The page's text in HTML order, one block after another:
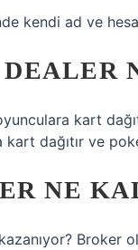
kendi ad ve
oyunculara kart
kart dağıtır ve
NE
Broker